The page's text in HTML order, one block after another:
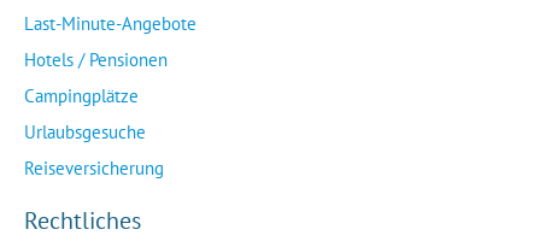
Last-Minute-Angebote
Hotels / Pensionen
Campingplätze
Urlaubsgesuche
Reiseversicherung
Rechtliches